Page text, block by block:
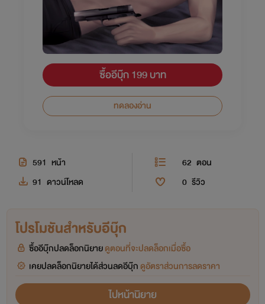
ซื้ออีบุ๊ก 199 บาท
ทดลองอ่าน
591 หน้า 62 ตอน
91 ดาวน์โหลด 0 รีวิว
โปรโมชันสำหรับอีบุ๊ก
ซื้ออีบุ๊กปลดล็อกนิยายดูตอนที่จะปลดล็อกเมื่อซื้อ
เคยปลดล็อกนิยายได้ส่วนลดอีบุ๊ก ดูอัตราส่วนการลดราคา
ไปหน้านิยาย